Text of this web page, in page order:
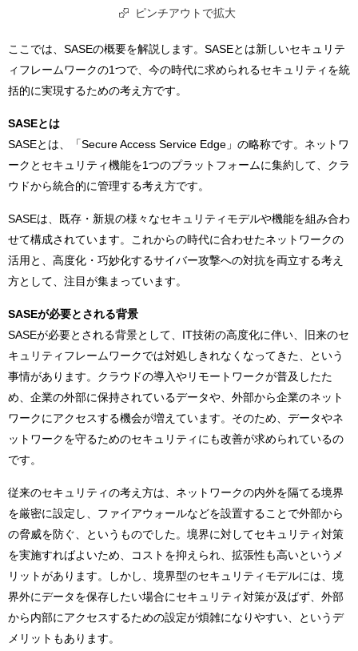
ピンチアウトで拡大
ここでは、SASEの概要を解説します。SASEとは新しいセキュリテ
ィフレームワークの1つで、今の時代に求められるセキュリティを統
括的に実現するための考え方です。
SASEとは
SASEとは、「Secure Access Service Edge」の略称です。ネットワ
ークとセキュリティ機能を1つのプラットフォームに集約して、クラ
ウドから統合的に管理する考え方です。
SASEは、既存・新規の様々なセキュリティモデルや機能を組み合わ
せて構成されています。これからの時代に合わせたネットワークの
活用と、高度化・巧妙化するサイバー攻撃への対抗を両立する考え
方として、注目が集まっています。
SASEが必要とされる背景
SASEが必要とされる背景として、IT技術の高度化に伴い、旧来のセ
キュリティフレームワークでは対処しきれなくなってきた、という
事情があります。クラウドの導入やリモートワークが普及したた
め、企業の外部に保持されているデータや、外部から企業のネット
ワークにアクセスする機会が増えています。そのため、データやネ
ットワークを守るためのセキュリティにも改善が求められているの
です。
従来のセキュリティの考え方は、ネットワークの内外を隔てる境界
を厳密に設定し、ファイアウォールなどを設置することで外部から
の脅威を防ぐ、というものでした。境界に対してセキュリティ対策
を実施すればよいため、コストを抑えられ、拡張性も高いというメ
リットがあります。しかし、境界型のセキュリティモデルには、境
界外にデータを保存したい場合にセキュリティ対策が及ばず、外部
から内部にアクセスするための設定が煩雑になりやすい、というデ
メリットもあります。